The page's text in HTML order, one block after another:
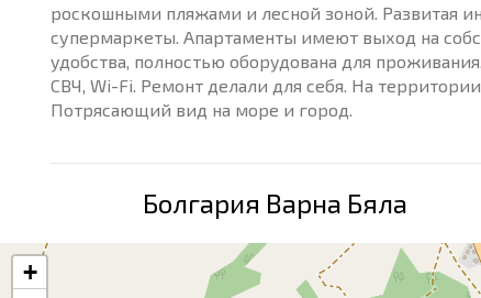
роскошными пляжами и лесной зоной. Развитая
супермаркеты. Апартаменты имеют выход на
удобства, полностью оборудована для
СВЧ, Wi-Fi. Ремонт делали для себя. На
Потрясающий вид на море и город.
Болгария Варна Бяла
+